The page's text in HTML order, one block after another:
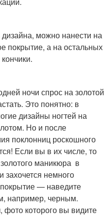
можно нанести на
покрытие, а на остальных
ночи спрос на золотой
Это понятно: в
дизайны ногтей на
Но и после
поклонниц роскошного
Если вы в их числе, то
маникюра в
захочется немного
— наведите
например, черным.
фото которого вы видите